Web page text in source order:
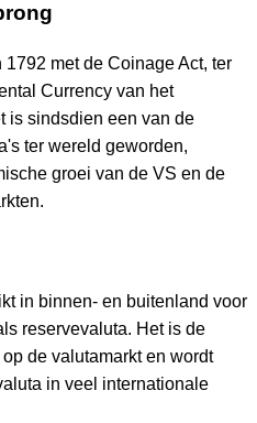
met de Coinage Act, ter
Currency van het
is sindsdien een van de
ter wereld geworden,
groei van de VS en de
in binnen- en buitenland voor
reservevaluta. Het is de
de valutamarkt en wordt
in veel internationale